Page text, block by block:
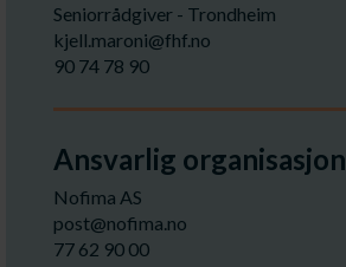
Seniorrådgiver - Trondheim
kjell.maroni@fhf.no
90 74 78 90
Ansvarlig organisasjon
Nofima AS
post@nofima.no
77 62 90 00